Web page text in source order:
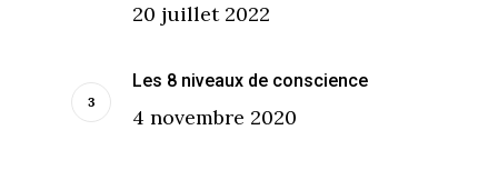
20 juillet 2022
Les 8 niveaux de conscience
4 novembre 2020